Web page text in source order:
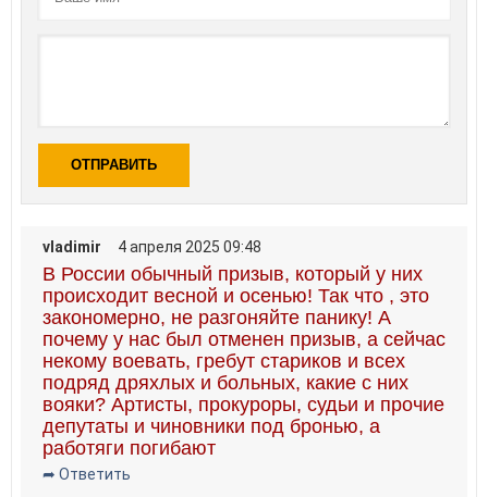
ОТПРАВИТЬ
vladimir 4 апреля 2025 09:48
В России обычный призыв, который у них
происходит весной и осенью! Так что , это
закономерно, не разгоняйте панику! А
почему у нас был отменен призыв, а сейчас
некому воевать, гребут стариков и всех
подряд дряхлых и больных, какие с них
вояки? Артисты, прокуроры, судьи и прочие
депутаты и чиновники под бронью, а
работяги погибают
➦ Ответить